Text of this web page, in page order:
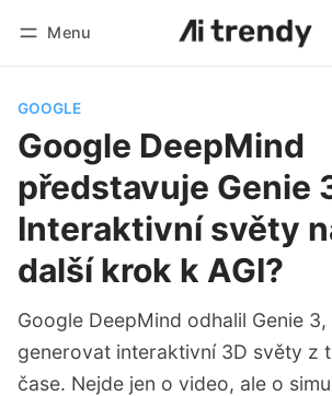
Menu
GOOGLE
Google DeepMind
představuje Genie
Interaktivní světy
další krok k AGI?
Google DeepMind odhalil Genie
generovat interaktivní 3D světy z
čase. Nejde jen o video, ale o